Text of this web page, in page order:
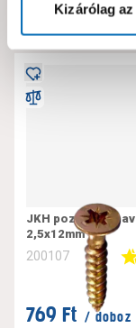
Kizárólag
JKH
2,5x12mm
200107
769 Ft / doboz